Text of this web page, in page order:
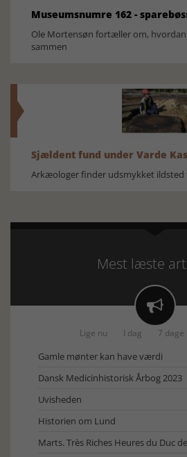
Museumsnumre 162 -
Ole Mortensøn fortæller om,
sammen
Sjældent fund under Varde
Arkæologer finder udsmykket ildsted
Mest læste

Lige nu I dag 7 dage
Gamle mønter kan have værdi
Dansk Medicinhistorisk Årbog 2023
Uvisheden
Historien om Lund
Marts. Très Riches Heures du Duc